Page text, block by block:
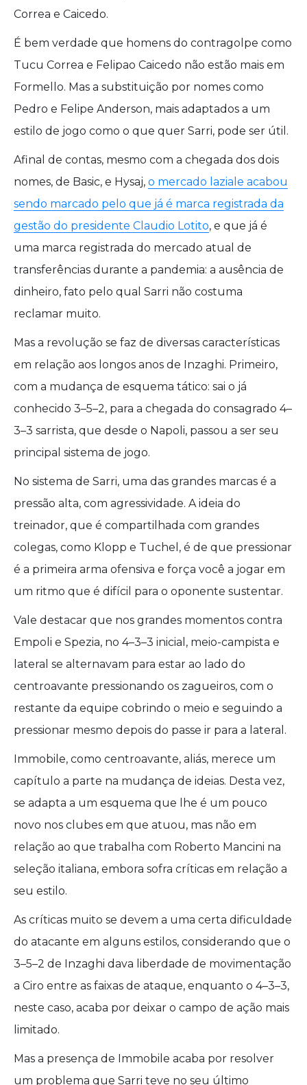
Correa e Caicedo.
É bem verdade que homens do contragolpe como
Tucu Correa e Felipao Caicedo não estão mais em
Formello. Mas a substituição por nomes como
Pedro e Felipe Anderson, mais adaptados a um
estilo de jogo como o que quer Sarri, pode ser útil.
Afinal de contas, mesmo com a chegada dos dois
nomes, de Basic, e Hysaj, o mercado laziale acabou
sendo marcado pelo que já é marca registrada da
gestão do presidente Claudio Lotito, e que já é
uma marca registrada do mercado atual de
transferências durante a pandemia: a ausência de
dinheiro, fato pelo qual Sarri não costuma
reclamar muito.
Mas a revolução se faz de diversas características
em relação aos longos anos de Inzaghi. Primeiro,
com a mudança de esquema tático: sai o já
conhecido 3–5–2, para a chegada do consagrado 4–
3–3 sarrista, que desde o Napoli, passou a ser seu
principal sistema de jogo.
No sistema de Sarri, uma das grandes marcas é a
pressão alta, com agressividade. A ideia do
treinador, que é compartilhada com grandes
colegas, como Klopp e Tuchel, é de que pressionar
é a primeira arma ofensiva e força você a jogar em
um ritmo que é difícil para o oponente sustentar.
Vale destacar que nos grandes momentos contra
Empoli e Spezia, no 4–3–3 inicial, meio-campista e
lateral se alternavam para estar ao lado do
centroavante pressionando os zagueiros, com o
restante da equipe cobrindo o meio e seguindo a
pressionar mesmo depois do passe ir para a lateral.
Immobile, como centroavante, aliás, merece um
capítulo a parte na mudança de ideias. Desta vez,
se adapta a um esquema que lhe é um pouco
novo nos clubes em que atuou, mas não em
relação ao que trabalha com Roberto Mancini na
seleção italiana, embora sofra críticas em relação a
seu estilo.
As críticas muito se devem a uma certa dificuldade
do atacante em alguns estilos, considerando que o
3–5–2 de Inzaghi dava liberdade de movimentação
a Ciro entre as faixas de ataque, enquanto o 4–3–3,
neste caso, acaba por deixar o campo de ação mais
limitado.
Mas a presença de Immobile acaba por resolver
um problema que Sarri teve no seu último